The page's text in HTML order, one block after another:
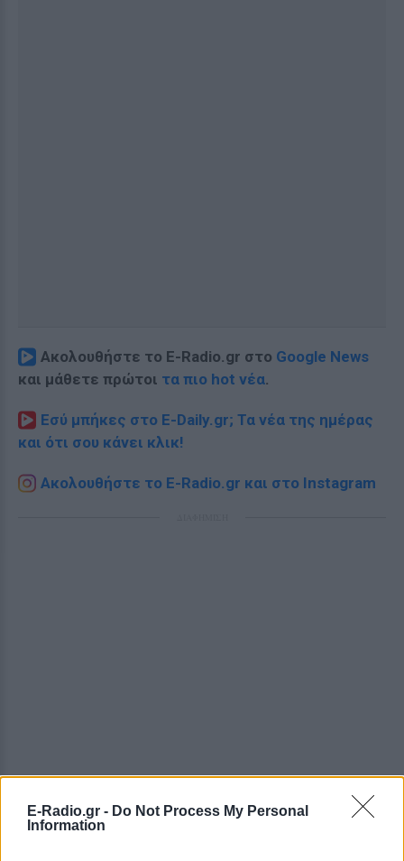
E-Radio.gr - Do Not Process My Personal
Information
Ακολουθήστε το E-Radio.gr στο Google News
και μάθετε πρώτοι τα πιο hot νέα.
Εσύ μπήκες στο E-Daily.gr; Τα νέα της ημέρας
και ότι σου κάνει κλικ!
Ακολουθήστε το E-Radio.gr και στο Instagram